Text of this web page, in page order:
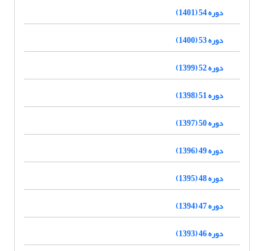
دوره 54 (1401)
دوره 53 (1400)
دوره 52 (1399)
دوره 51 (1398)
دوره 50 (1397)
دوره 49 (1396)
دوره 48 (1395)
دوره 47 (1394)
دوره 46 (1393)